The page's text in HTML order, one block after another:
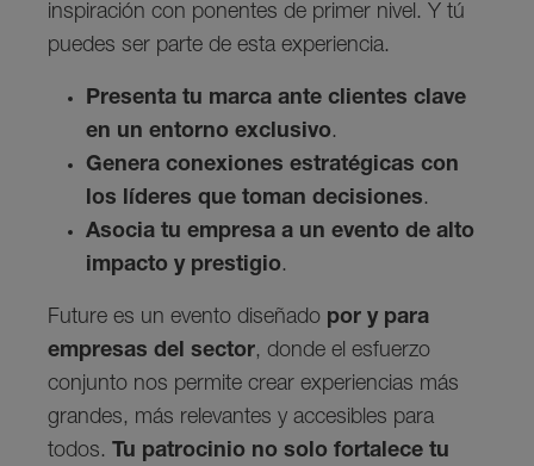
inspiración con ponentes de primer nivel. Y tú
puedes ser parte de esta experiencia.
Presenta tu marca ante clientes clave
en un entorno exclusivo.
Genera conexiones estratégicas con
los líderes que toman decisiones.
Asocia tu empresa a un evento de alto
impacto y prestigio.
Future es un evento diseñado por y para
empresas del sector, donde el esfuerzo
conjunto nos permite crear experiencias más
grandes, más relevantes y accesibles para
todos. Tu patrocinio no solo fortalece tu